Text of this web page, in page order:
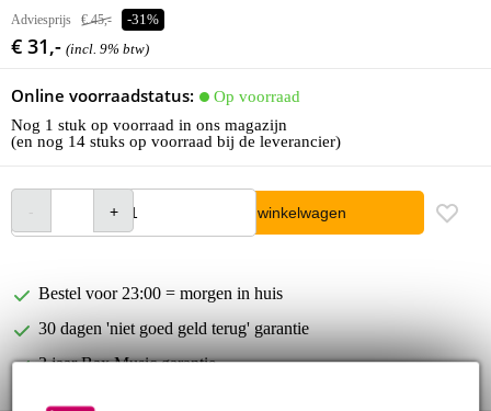
Adviesprijs € 45,- -31%
€ 31,- (incl. 9% btw)
Online voorraadstatus:
Op voorraad
Nog 1 stuk op voorraad in ons magazijn
(en nog 14 stuks op voorraad bij de leverancier)
In winkelwagen
Bestel voor 23:00 = morgen in huis
30 dagen 'niet goed geld terug' garantie
3 jaar Bax Music garantie